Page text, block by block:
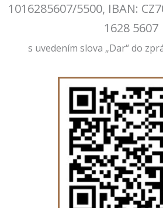
1016285607/5500, IBAN:
1628 5607
s uvedením slova „Dar“ do